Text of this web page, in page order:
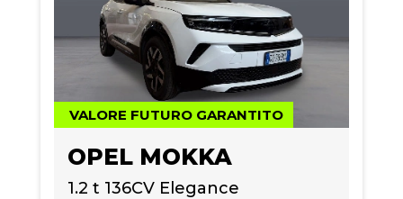
VALORE FUTURO GARANTITO
OPEL MOKKA
1.2 t 136CV Elegance